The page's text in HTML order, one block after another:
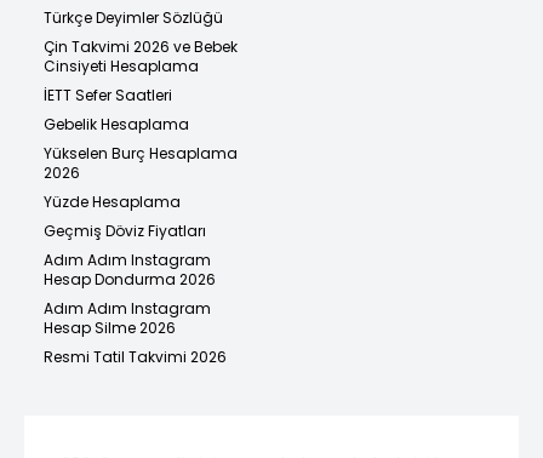
Türkçe Deyimler Sözlüğü
Çin Takvimi 2026 ve Bebek
Cinsiyeti Hesaplama
İETT Sefer Saatleri
Gebelik Hesaplama
Yükselen Burç Hesaplama
2026
Yüzde Hesaplama
Geçmiş Döviz Fiyatları
Adım Adım Instagram
Hesap Dondurma 2026
Adım Adım Instagram
Hesap Silme 2026
Resmi Tatil Takvimi 2026